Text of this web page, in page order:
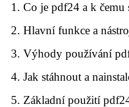
Co je pdf24 a k čemu
Hlavní funkce a
Výhody používání
Jak stáhnout a
Základní použití